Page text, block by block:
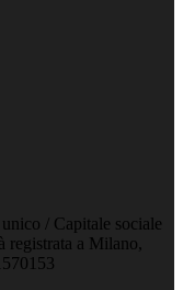
/ Capitale sociale
a Milano,